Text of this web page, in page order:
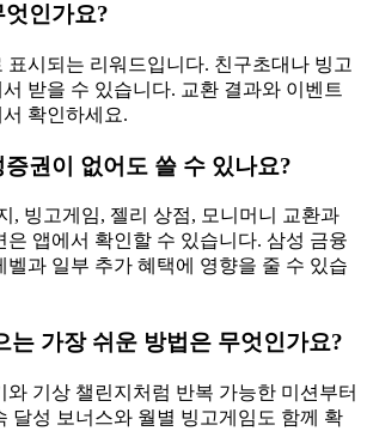
인가요?
표시되는 리워드입니다. 친구초대나 빙고
받을 수 있습니다. 교환 결과와 이벤트
확인하세요.
권이 없어도 쓸 수 있나요?
, 빙고게임, 젤리 상점, 모니머니 교환과
은 앱에서 확인할 수 있습니다. 삼성 금융
벨과 일부 추가 혜택에 영향을 줄 수 있습
는 가장 쉬운 방법은 무엇인가요?
와 기상 챌린지처럼 반복 가능한 미션부터
달성 보너스와 월별 빙고게임도 함께 확